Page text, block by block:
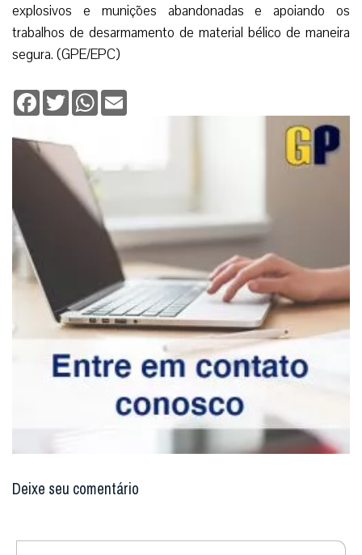
explosivos e munições abandonadas e apoiando os
trabalhos de desarmamento de material bélico de maneira
segura. (GPE/EPC)
Facebook
TwitterWhatsApp
Deixe seu comentário